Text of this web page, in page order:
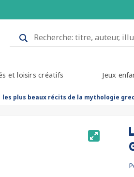
et loisirs créatifs Jeux
les plus beaux récits de la mythologie